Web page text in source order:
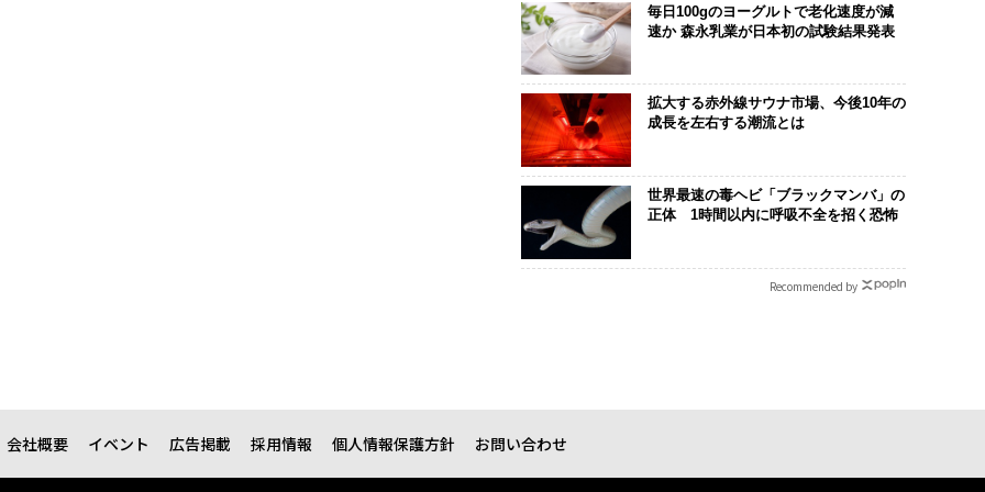
毎日100gのヨーグルトで老化速度が減
速か 森永乳業が日本初の試験結果発表
拡大する赤外線サウナ市場、今後10年の
成長を左右する潮流とは
世界最速の毒ヘビ「ブラックマンバ」の
正体 1時間以内に呼吸不全を招く恐怖
Recommended by
会社概要 イベント 広告掲載 採用情報 個人情報保護方針 お問い合わせ